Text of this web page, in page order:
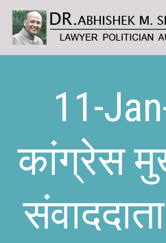
11-
कांग्रेस